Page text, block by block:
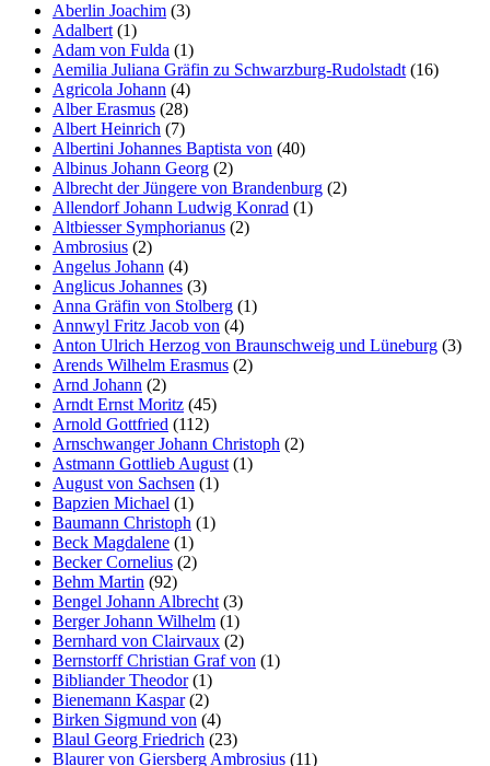
Aberlin Joachim (3)
Adalbert(1)
Adam von Fulda (1)
Aemilia Juliana Gräfin zu Schwarzburg-Rudolstadt(16)
Agricola Johann (4)
Alber Erasmus (28)
Albert Heinrich (7)
Albertini Johannes Baptista von (40)
Albinus Johann Georg (2)
Albrecht der Jüngere von Brandenburg (2)
Allendorf Johann Ludwig Konrad (1)
Altbiesser Symphorianus (2)
Ambrosius (2)
Angelus Johann (4)
Anglicus Johannes (3)
Anna Gräfin von Stolberg (1)
Annwyl Fritz Jacob von (4)
Anton Ulrich Herzog von Braunschweig und Lüneburg (3)
Arends Wilhelm Erasmus (2)
Arnd Johann (2)
Arndt Ernst Moritz (45)
Arnold Gottfried (112)
Arnschwanger Johann Christoph (2)
Astmann Gottlieb August(1)
August von Sachsen (1)
Bapzien Michael (1)
Baumann Christoph (1)
Beck Magdalene (1)
Becker Cornelius (2)
Behm Martin (92)
Bengel Johann Albrecht(3)
Berger Johann Wilhelm (1)
Bernhard von Clairvaux (2)
Bernstorff Christian Graf von (1)
Bibliander Theodor(1)
Bienemann Kaspar(2)
Birken Sigmund von (4)
Blaul Georg Friedrich (23)
Blaurer von Giersberg Ambrosius (11)